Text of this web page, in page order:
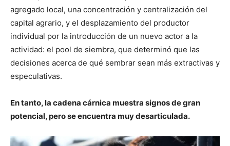
agregado local, una concentración y centralización del
capital agrario, y el desplazamiento del productor
individual por la introducción de un nuevo actor a la
actividad: el pool de siembra, que determinó que las
decisiones acerca de qué sembrar sean más extractivas y
especulativas.
En tanto, la cadena cárnica muestra signos de gran
potencial, pero se encuentra muy desarticulada.